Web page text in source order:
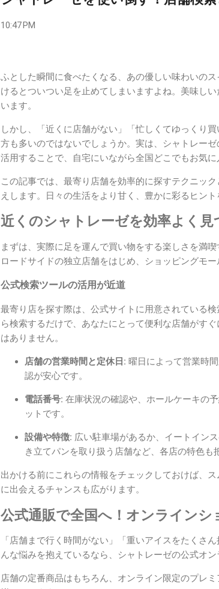
10:47 PM
ふとした瞬間に食べたくなる、あの優しい味わいの
けるとついつい足を止めてしまいますよね。美味し
います。
しかし、「近くに店舗がない」「忙しくてゆっくり
方も多いのではないでしょうか。実は、シャトレー
活用することで、自宅にいながら全国どこでもお気
この記事では、最寄り店舗を効率的に探すテクニッ
えします。日々の生活をより甘く、豊かに彩るヒント
近くのシャトレーゼを効率よく見
まずは、実際に足を運んで買い物をする楽しさを満
ロードサイドの独立店舗をはじめ、ショッピングモ
公式検索ツールの活用が近道
最寄り店を探す際は、公式サイトに用意されている
ら検索するだけで、あなたにとって便利な店舗がす
はありません。
店舗の営業時間と定休日: 曜日によって営業時
認が安心です。
電話番号: 在庫状況の確認や、ホールケーキの
ットです。
設備や特徴: 広い駐車場があるか、イートイン
き立てパンを取り扱う店舗など、各店の特色も
出かける前にこれらの情報をチェックしておけば、
に出会えるチャンスも広がります。
公式通販で全国へ！オンラインシ
「店舗まで行く時間がない」「重いアイスをたくさ
んな悩みを抱えているなら、シャトレーゼの公式オ
店舗の定番商品はもちろん、オンライン限定のプレ